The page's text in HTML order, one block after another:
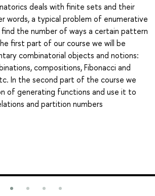
deals with finite sets and their
words, a typical problem of enumerative
the number of ways a certain pattern
first part of our course we will be
combinatorial objects and notions:
compositions, Fibonacci and
In the second part of the course we
of generating functions and use it to
and partition numbers